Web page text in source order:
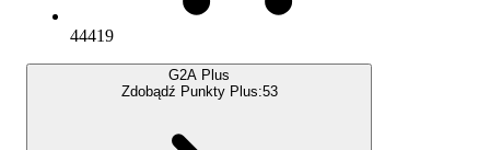
44419
G2A Plus
Zdobądź Punkty Plus:53